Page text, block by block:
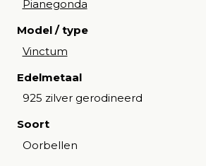
Pianegonda
Model / type
Vinctum
Edelmetaal
925 zilver gerodineerd
Soort
Oorbellen